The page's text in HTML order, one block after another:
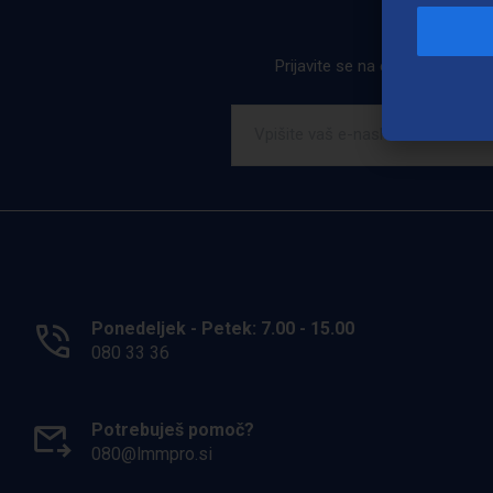
Prijavite se na e-novice. Ob
Ponedeljek - Petek: 7.00 - 15.00
080 33 36
Potrebuješ pomoč?
080@lmmpro.si